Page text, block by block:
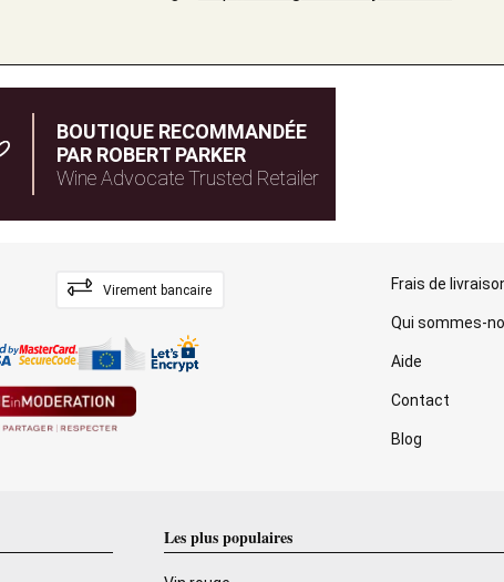
BOUTIQUE RECOMMANDÉE
PAR ROBERT PARKER
Wine Advocate Trusted Retailer
Virement bancaire Frais de
Qui sommes-
Aide
Contact
Blog
Les plus populaires